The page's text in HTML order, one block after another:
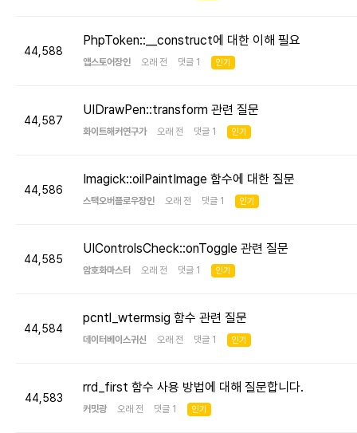
44,588
PhpToken::__construct에 대한 이해 필요
앱스토어장인 오래 전 댓글 1 인기
44,587
UIDrawPen::transform 관련 질문
화이트해커연구가 오래 전 댓글 1 인기
44,586
Imagick::oilPaintImage 함수에 대한 질문
스택오버플로우장인 오래 전 댓글 1 인기
44,585
UIControlsCheck::onToggle 관련 질문
암호화마스터 오래 전 댓글 1 인기
44,584
pcntl_wtermsig 함수 관련 질문
데이터베이스귀신 오래 전 댓글 1 인기
44,583
rrd_first 함수 사용 방법에 대해 질문합니다.
커밋광 오래 전 댓글 1 인기